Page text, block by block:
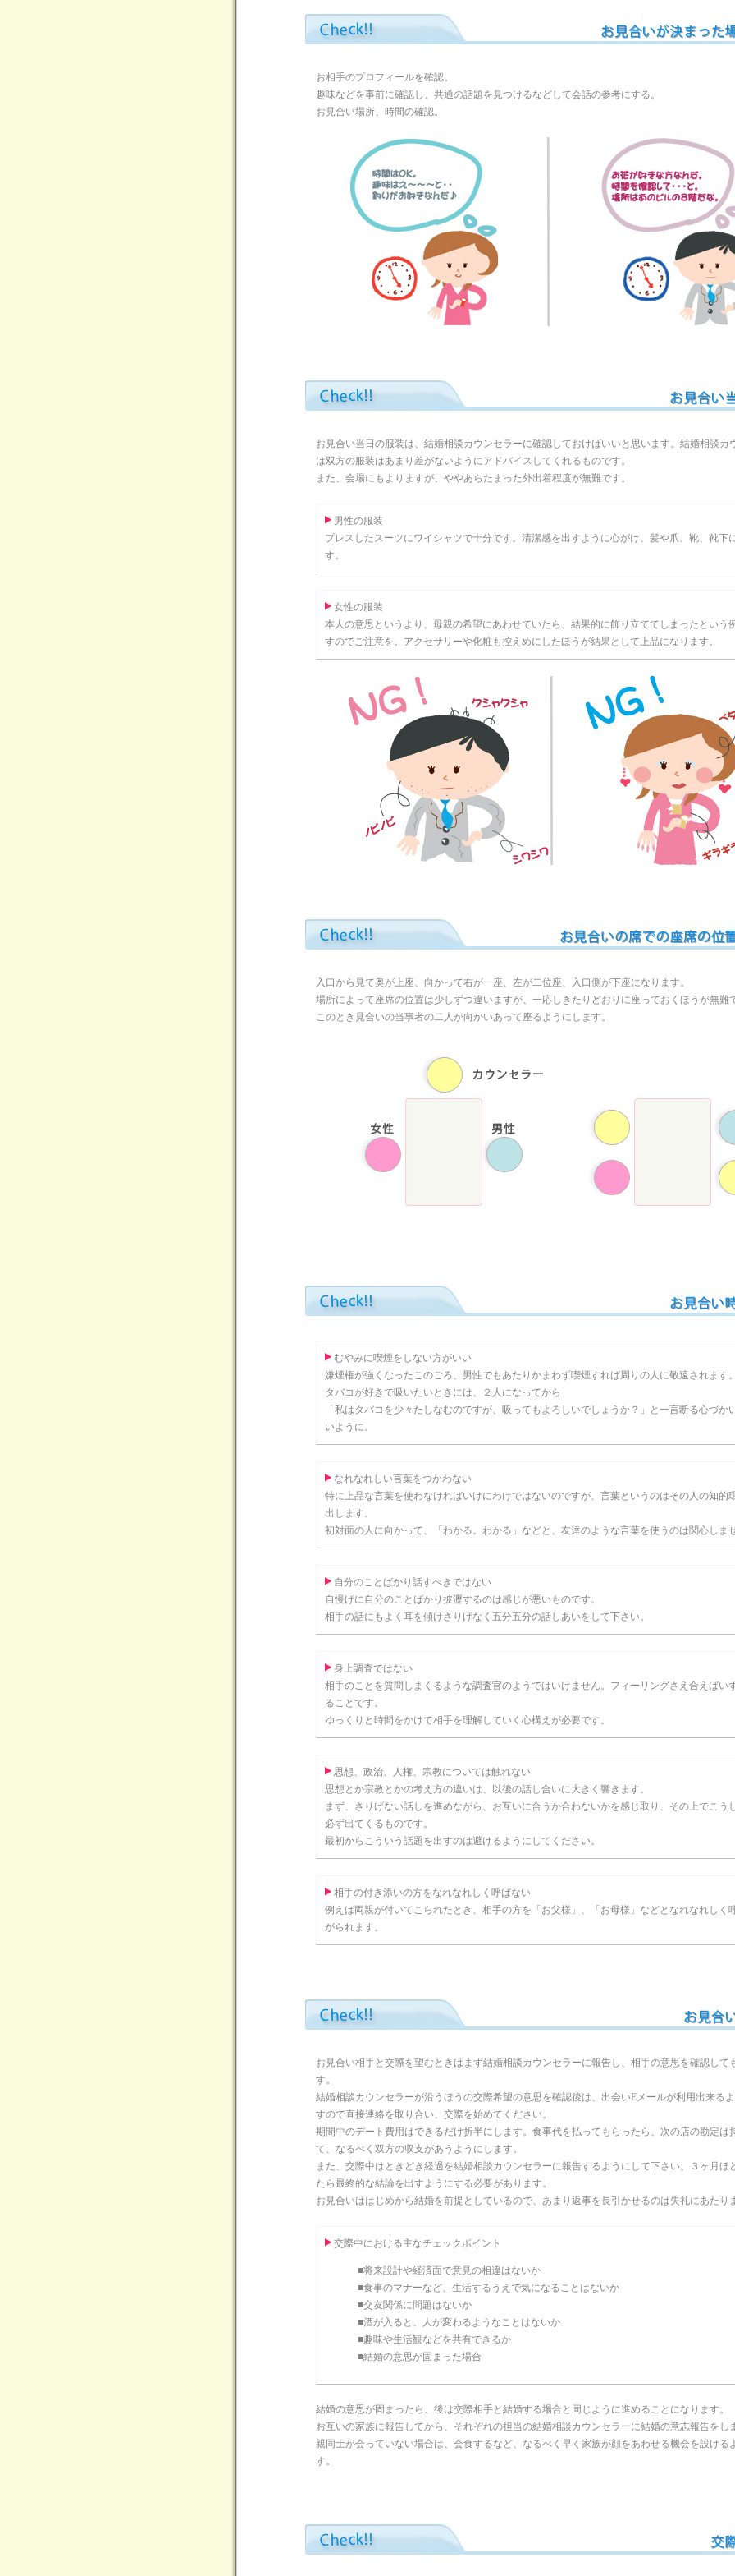
お相手のプロフィールを確認。
趣味などを事前に確認し、共通の話題を見つけるなどして会話の参考にする。
お見合い場所、時間の確認。
お見合い当日の服装は、結婚相談カウンセラーに確認しておけばいいと思います。結婚相談カ
は双方の服装はあまり差がないようにアドバイスしてくれるものです。
また、会場にもよりますが、ややあらたまった外出着程度が無難です。
男性の服装
プレスしたスーツにワイシャツで十分です。清潔感を出すように心がけ、髪や爪、靴、靴下
す。
女性の服装
本人の意思というより、母親の希望にあわせていたら、結果的に飾り立ててしまったという
すのでご注意を。アクセサリーや化粧も控えめにしたほうが結果として上品になります。
入口から見て奥が上座、向かって右が一座、左が二位座、入口側が下座になります。
場所によって座席の位置は少しずつ違いますが、一応しきたりどおりに座っておくほうが無難
このとき見合いの当事者の二人が向かいあって座るようにします。
むやみに喫煙をしない方がいい
嫌煙権が強くなったこのごろ、男性でもあたりかまわず喫煙すれば周りの人に敬遠されます
タバコが好きで吸いたいときには、２人になってから
「私はタバコを少々たしなむのですが、吸ってもよろしいでしょうか？」と一言断る心づか
いように。
なれなれしい言葉をつかわない
特に上品な言葉を使わなければいけにわけではないのですが、言葉というのはその人の知的
出します。
初対面の人に向かって、「わかる。わかる」などと、友達のような言葉を使うのは関心しま
自分のことばかり話すべきではない
自慢げに自分のことばかり披瀝するのは感じが悪いものです。
相手の話にもよく耳を傾けさりげなく五分五分の話しあいをして下さい。
身上調査ではない
相手のことを質問しまくるような調査官のようではいけません。フィーリングさえ合えばい
ることです。
ゆっくりと時間をかけて相手を理解していく心構えが必要です。
思想、政治、人権、宗教については触れない
思想とか宗教とかの考え方の違いは、以後の話し合いに大きく響きます。
まず、さりげない話しを進めながら、お互いに合うか合わないかを感じ取り、その上でこう
必ず出てくるものです。
最初からこういう話題を出すのは避けるようにしてください。
相手の付き添いの方をなれなれしく呼ばない
例えば両親が付いてこられたとき、相手の方を「お父様」、「お母様」などとなれなれしく
がられます。
お見合い相手と交際を望むときはまず結婚相談カウンセラーに報告し、相手の意思を確認して
す。
結婚相談カウンセラーが沿うほうの交際希望の意思を確認後は、出会いEメールが利用出来る
すので直接連絡を取り合い、交際を始めてください。
期間中のデート費用はできるだけ折半にします。食事代を払ってもらったら、次の店の勘定は
て、なるべく双方の収支があうようにします。
また、交際中はときどき経過を結婚相談カウンセラーに報告するようにして下さい。３ヶ月ほ
たら最終的な結論を出すようにする必要があります。
お見合いははじめから結婚を前提としているので、あまり返事を長引かせるのは失礼にあたり
交際中における主なチェックポイント
■将来設計や経済面で意見の相違はないか
■食事のマナーなど、生活するうえで気になることはないか
■交友関係に問題はないか
■酒が入ると、人が変わるようなことはないか
■趣味や生活観などを共有できるか
■結婚の意思が固まった場合
結婚の意思が固まったら、後は交際相手と結婚する場合と同じように進めることになります。
お互いの家族に報告してから、それぞれの担当の結婚相談カウンセラーに結婚の意志報告をし
親同士が会っていない場合は、会食するなど、なるべく早く家族が顔をあわせる機会を設ける
す。